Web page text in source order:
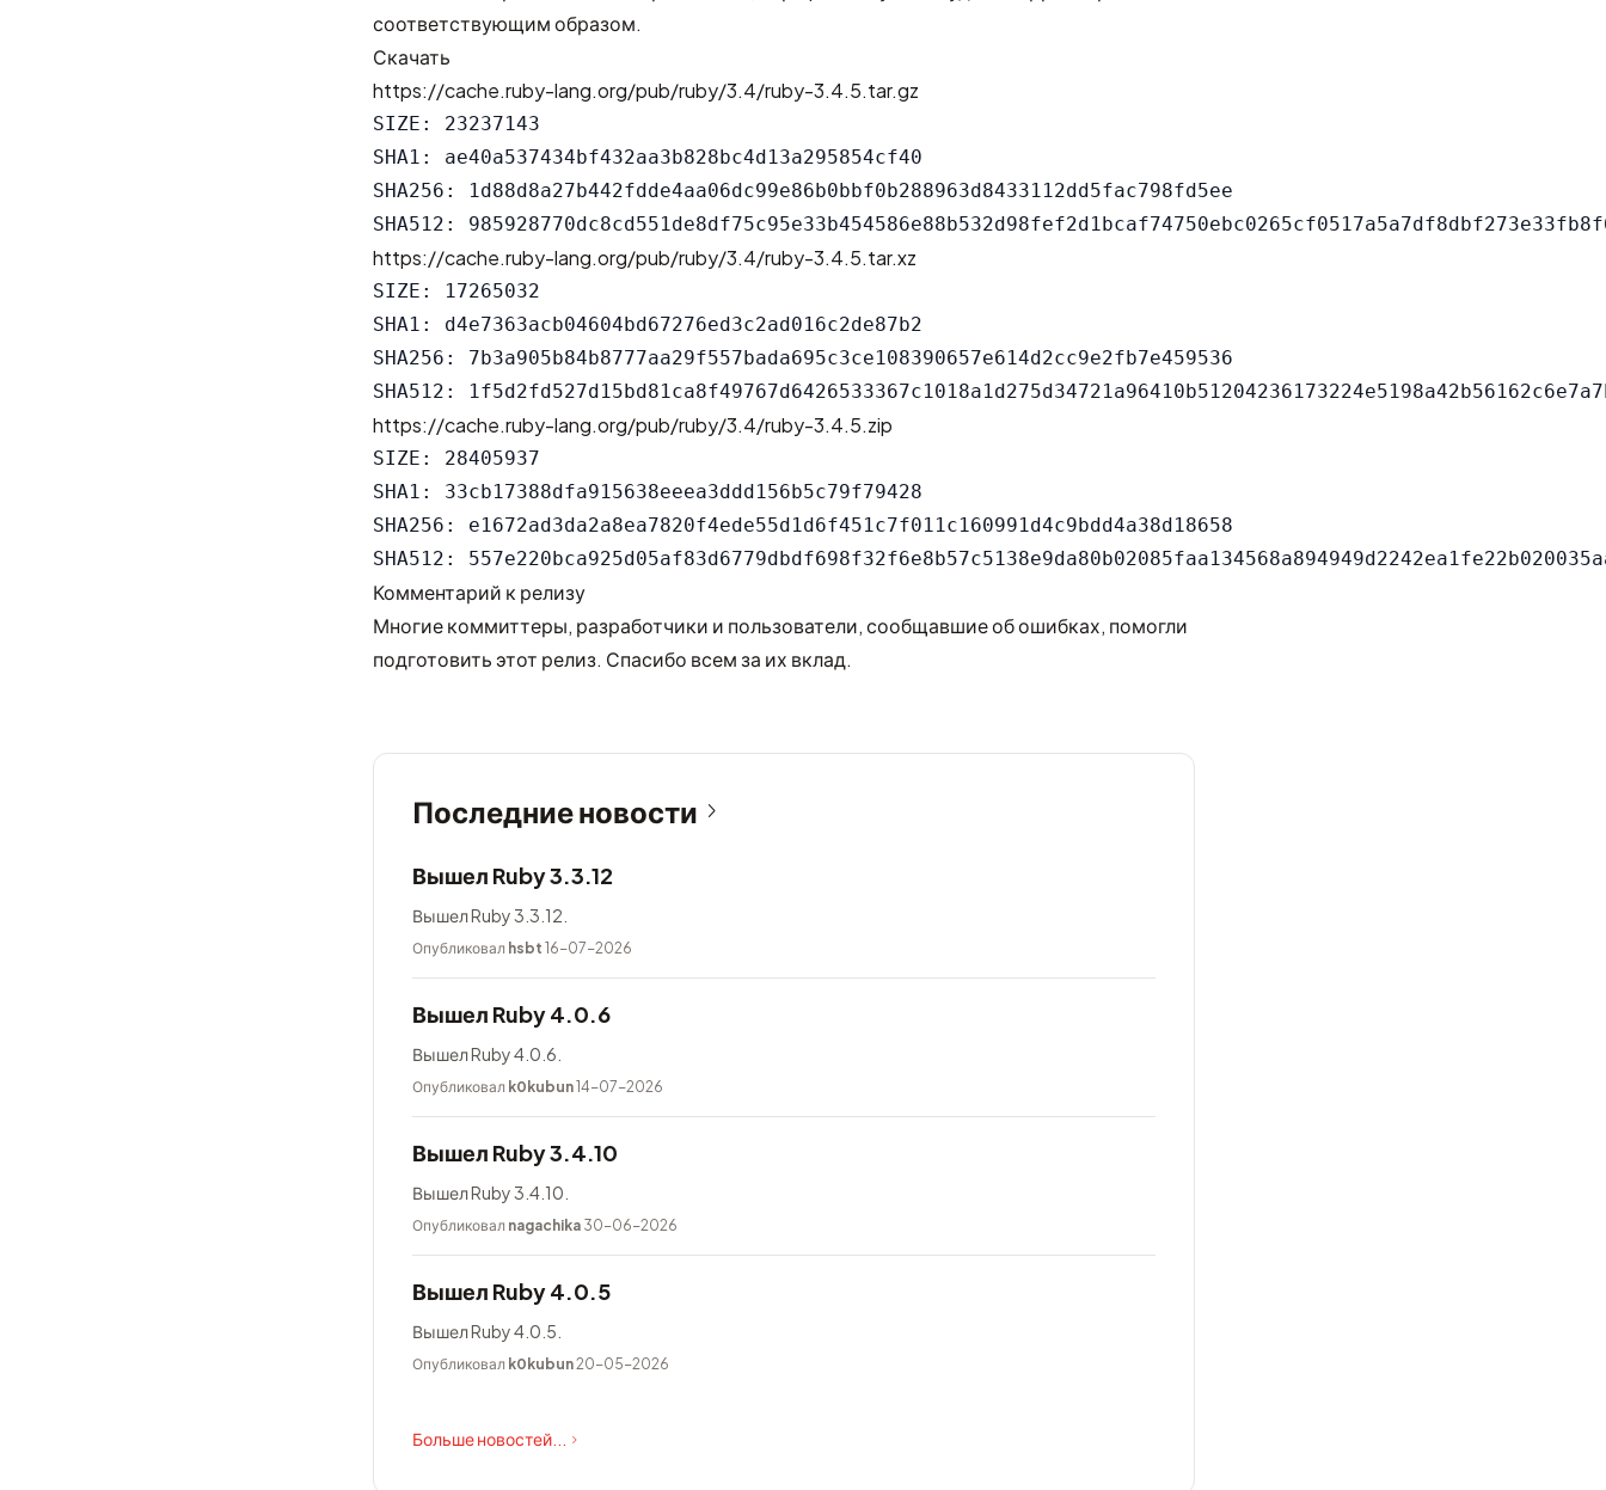
соответствующим образом.
Скачать
https://cache.ruby-lang.org/pub/ruby/3.4/ruby-3.4.5.tar.gz
SIZE: 23237143
SHA1: ae40a537434bf432aa3b828bc4d13a295854cf40
SHA256: 1d88d8a27b442fdde4aa06dc99e86b0bbf0b288963d8433112dd5fac798fd5ee
https://cache.ruby-lang.org/pub/ruby/3.4/ruby-3.4.5.tar.xz
SIZE: 17265032
SHA1: d4e7363acb04604bd67276ed3c2ad016c2de87b2
SHA256: 7b3a905b84b8777aa29f557bada695c3ce108390657e614d2cc9e2fb7e459536
https://cache.ruby-lang.org/pub/ruby/3.4/ruby-3.4.5.zip
SIZE: 28405937
SHA1: 33cb17388dfa915638eeea3ddd156b5c79f79428
SHA256: e1672ad3da2a8ea7820f4ede55d1d6f451c7f011c160991d4c9bdd4a38d18658
Комментарий к релизу
Многие коммиттеры, разработчики и пользователи, сообщавшие об ошибках, помогли
подготовить этот релиз. Спасибо всем за их вклад.
Последние новости
Вышел Ruby 3.3.12
Вышел Ruby 3.3.12.
Опубликовал hsbt 16-07-2026
Вышел Ruby 4.0.6
Вышел Ruby 4.0.6.
Опубликовал k0kubun14-07-2026
Вышел Ruby 3.4.10
Вышел Ruby 3.4.10.
Опубликовал nagachika 30-06-2026
Вышел Ruby 4.0.5
Вышел Ruby 4.0.5.
Опубликовал k0kubun20-05-2026
Больше новостей...